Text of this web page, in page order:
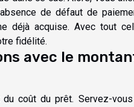
de défaut de
déjà acquise. Avec tout
fidélité.
avec le
coût du prêt. Servez-